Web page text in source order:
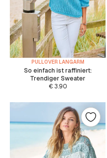
PULLOVER LANGARM
So einfach ist raffiniert:
Trendiger Sweater
€3.90